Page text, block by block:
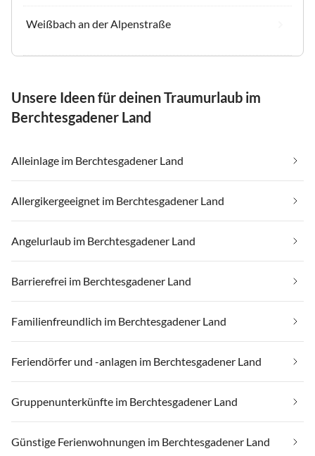
Weißbach an der Alpenstraße
Unsere Ideen für deinen Traumurlaub im
Berchtesgadener Land
Alleinlage im Berchtesgadener Land
Allergikergeeignet im Berchtesgadener Land
Angelurlaub im Berchtesgadener Land
Barrierefrei im Berchtesgadener Land
Familienfreundlich im Berchtesgadener Land
Feriendörfer und -anlagen im Berchtesgadener Land
Gruppenunterkünfte im Berchtesgadener Land
Günstige Ferienwohnungen im Berchtesgadener Land